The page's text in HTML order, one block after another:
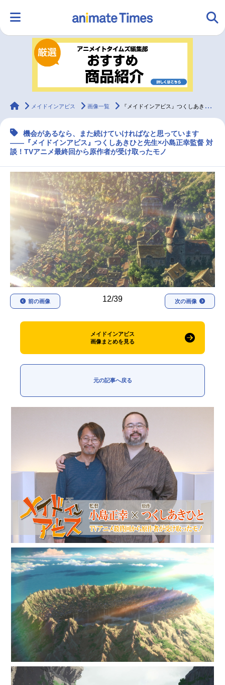
ランキング アニメ
ラジオ みんなの声
マンガ・ラノベ ゲーム・アプリ 音楽 コスプレ
配信・Vtuber トレンド 無料マンガ
最新記事一覧
アニメ記事一覧 声優記事一覧
アニメ映画一覧 実写化映画一覧
今期アニメ曜日別一覧
春アニメ 夏アニメ
秋アニメ
animateTimes
メイドインアビス 画像一覧 『メイドインアビス』つくしあきひと先生×小島正幸監督対談！ TVアニメ最終回から原作者が受け取ったモノ
機会があるなら、また続けていければなと思っています
――『メイドインアビス』つくしあきひと先生×小島正幸監督 対
談！TVアニメ最終回から原作者が受け取ったモノ
12/39
前の画像 次の画像
メイドインアビス
画像まとめを見る
元の記事へ戻る